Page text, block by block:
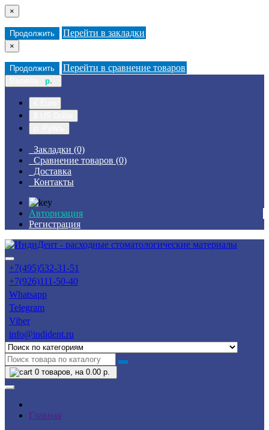
×
Продолжить Перейти в закладки
×
Продолжить Перейти в сравнение товаров
р.
Закладки (0)
Сравнение товаров (0)
Доставка
Контакты
Авторизация
Регистрация
+7(495)532-31-51
+7(926)111-50-40
Whatsapp
Telegram
Viber
info@indident.ru
0 товаров, на 0.00 р.
Главная